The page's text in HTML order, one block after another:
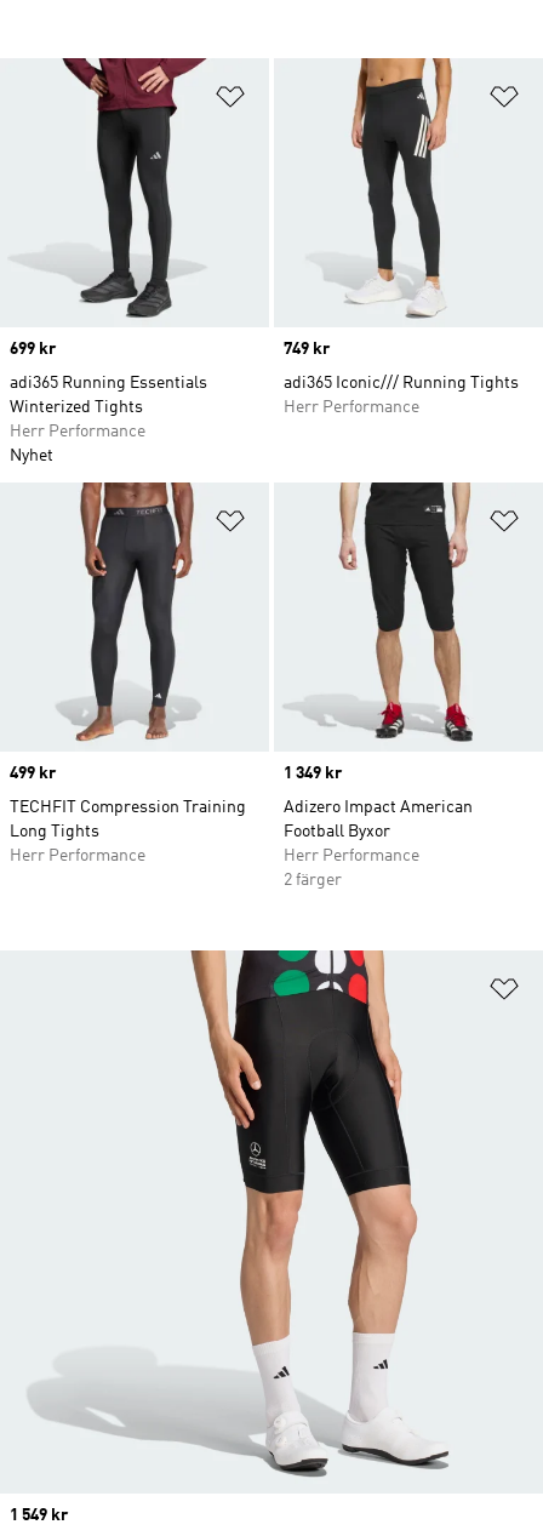
Lägg till på önskelistan
Price
699 kr
adi365 Running Essentials
Winterized Tights
Herr Performance
Nyhet
Price
749 kr
adi365 Iconic/// Running Tights
Herr Performance
Lägg till på önskelistan
Price
499 kr
TECHFIT Compression Training
Long Tights
Herr Performance
Price
1 349 kr
Adizero Impact American
Football Byxor
Herr Performance
2 färger
Price
1 549 kr